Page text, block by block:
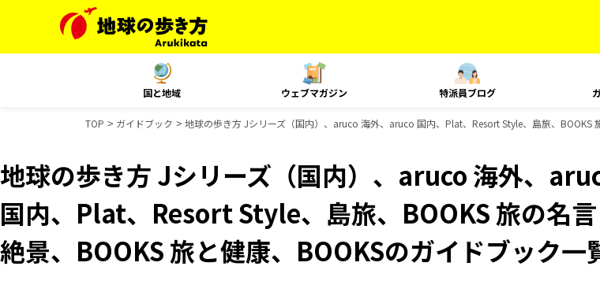
国と地域 ウェブマガジン 特派員ブログ
TOP ガイドブック 地球の歩き方 Jシリーズ（国内）、aruco 海外、aruco 国内、Plat、Resort Style、島旅、BOOKS
地球の歩き方 Jシリーズ（国内）、aruco 海外、
国内、Plat、Resort Style、島旅、BOOKS 旅の名
絶景、BOOKS 旅と健康、BOOKSのガイドブック一